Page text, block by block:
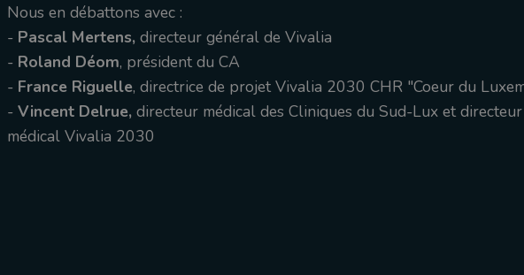
Nous en débattons avec :
- Pascal Mertens, directeur général de Vivalia
- Roland Déom, président du CA
- France Riguelle, directrice de projet Vivalia 2030 CHR "Coeur du
- Vincent Delrue, directeur médical des Cliniques du Sud-Lux et
médical Vivalia 2030